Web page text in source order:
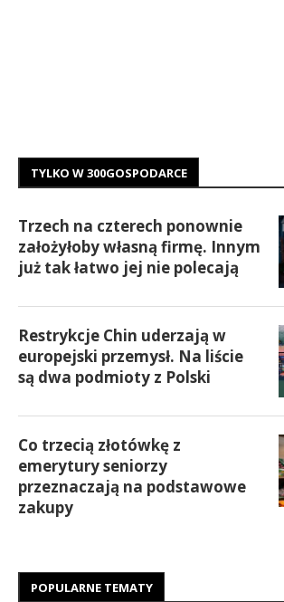
TYLKO W 300GOSPODARCE
Trzech na czterech ponownie
założyłoby własną firmę. Innym
już tak łatwo jej nie polecają
Restrykcje Chin uderzają w
europejski przemysł. Na liście
są dwa podmioty z Polski
Co trzecią złotówkę z
emerytury seniorzy
przeznaczają na podstawowe
zakupy
POPULARNE TEMATY